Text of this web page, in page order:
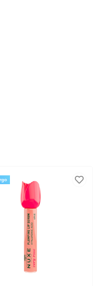
sıklıkta